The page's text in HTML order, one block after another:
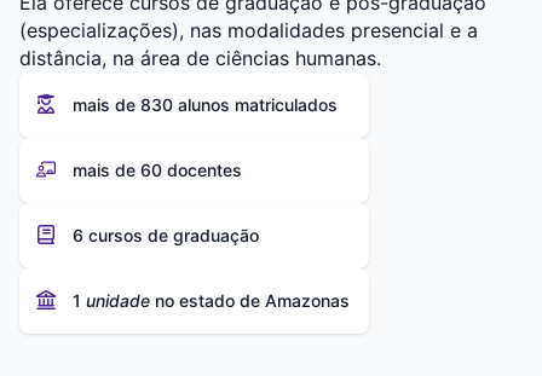
(especializações), nas modalidades presencial e a
distância, na área de ciências humanas.
mais de 830 alunos matriculados
mais de 60 docentes
6 cursos de graduação
1 unidade no estado de Amazonas